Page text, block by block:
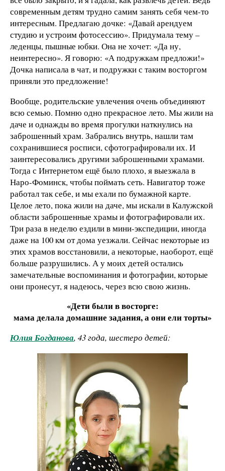
современным детям трудно самим занять себя чем-то
интересным. Предлагаю дочке: «Давай арендуем
студию и устроим фотосессию». Придумала тему –
леденцы, пышные юбки. Она не хочет: «Да ну,
неинтересно». Я говорю: «А подружкам предложи!»
Дочка написала в чат, и подружки с таким восторгом
приняли это предложение!
Вообще, родительские увлечения очень объединяют
всю семью. Помню одно прекрасное лето. Мы жили на
даче и однажды во время прогулки наткнулись на
заброшенный храм. Забрались внутрь, нашли там
сохранившиеся росписи, сфотографировали их. И
заинтересовались другими заброшенными храмами.
Тогда с Интернетом ещё было плохо, я выезжала в
Наро-Фоминск, чтобы поймать сеть. Навигатор тоже
работал так себе, и мы ехали по бумажной карте.
Целое лето, пока жили на даче, мы искали в Калужской
области заброшенные храмы и фотографировали их.
Три раза в неделю ездили в мини-экспедиции, иногда
даже на 100 км от дома уезжали. Сейчас некоторые из
этих храмов восстановили, а некоторые, наоборот, ещё
больше разрушились. А у моих детей остались
замечательные воспоминания и фотографии, которые
они пронесут, я надеюсь, через всю свою жизнь.
«Дети были в восторге:
мама делала домашние задания, а они ели торты»
Юлия Богданова, 43 года, шестеро детей: